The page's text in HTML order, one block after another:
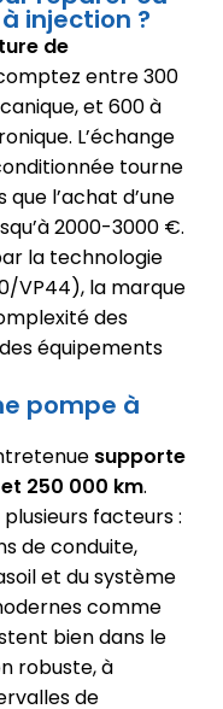
injection ?
de
entre 300
et 600 à
L’échange
tourne
l’achat d’une
2000-3000 €.
la technologie
VP44), la marque
des
équipements
pompe à
supporte
250 000 km.
facteurs :
de conduite,
et du système
comme
bien dans le
robuste, à
de